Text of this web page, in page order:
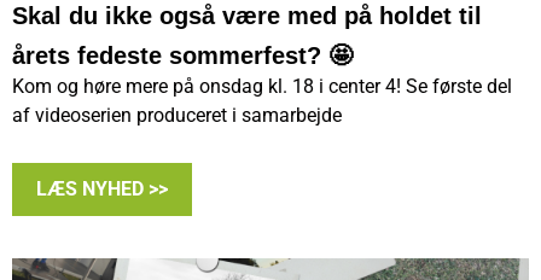
Skal du ikke også være med på holdet til
årets fedeste sommerfest? 🤩
Kom og høre mere på onsdag kl. 18 i center 4! Se første del
af videoserien produceret i samarbejde
LÆS NYHED >>